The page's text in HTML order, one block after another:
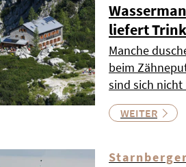
liefert
Manche
beim
sind sich
WEITER